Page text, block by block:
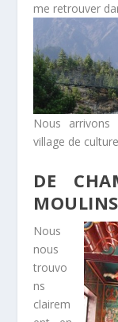
me retrouver
Nous
village de
DE
Nous
nous
trouvo
ns
clairem